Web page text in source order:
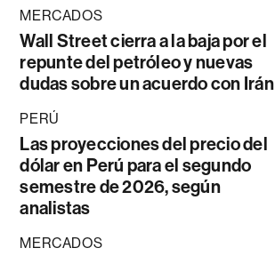
MERCADOS
Wall Street cierra a la baja por el
repunte del petróleo y nuevas
dudas sobre un acuerdo con Irán
PERÚ
Las proyecciones del precio del
dólar en Perú para el segundo
semestre de 2026, según
analistas
MERCADOS